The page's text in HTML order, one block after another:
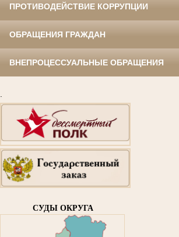
ПРОТИВОДЕЙСТВИЕ КОРРУПЦИИ
ОБРАЩЕНИЯ ГРАЖДАН
ВНЕПРОЦЕССУАЛЬНЫЕ ОБРАЩЕНИЯ
СУДЫ ОКРУГА